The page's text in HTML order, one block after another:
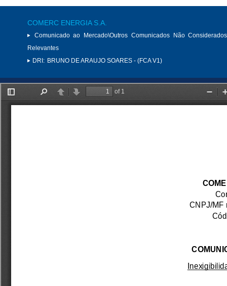
COMERC ENERGIA S.A.
Comunicado ao Mercado\Outros Comunicados Não
Relevantes
DRI: BRUNO DE ARAUJO SOARES - (FCA V1)